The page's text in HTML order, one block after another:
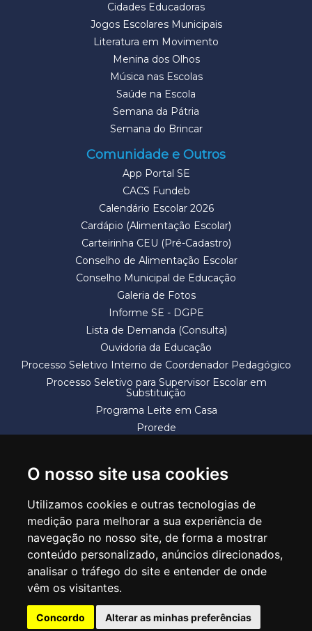
O nosso site usa cookies
Utilizamos cookies e outras tecnologias de
medição para melhorar a sua experiência de
navegação no nosso site, de forma a mostrar
conteúdo personalizado, anúncios direcionados,
analisar o tráfego do site e entender de onde
vêm os visitantes.
Concordo Alterar as minhas preferências
Cidades Educadoras
Jogos Escolares Municipais
Literatura em Movimento
Menina dos Olhos
Música nas Escolas
Saúde na Escola
Semana da Pátria
Semana do Brincar
Comunidade e Outros
App Portal SE
CACS Fundeb
Calendário Escolar 2026
Cardápio (Alimentação Escolar)
Carteirinha CEU (Pré-Cadastro)
Conselho de Alimentação Escolar
Conselho Municipal de Educação
Galeria de Fotos
Informe SE - DGPE
Lista de Demanda (Consulta)
Ouvidoria da Educação
Processo Seletivo Interno de Coordenador Pedagógico
Processo Seletivo para Supervisor Escolar em
Substituição
Programa Leite em Casa
Prorede
SECRETARIA DE EDUCAÇÃO
Rua Claudino Barbosa, 313 - Macedo - Guarulhos/SP CEP 07113-040
Central de Atendimento: *55 11 2475-7300